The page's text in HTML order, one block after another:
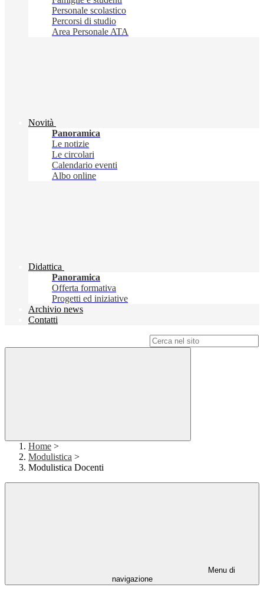
Personale scolastico
Percorsi di studio
Area Personale ATA
Novità
Panoramica
Le notizie
Le circolari
Calendario eventi
Albo online
Didattica
Panoramica
Offerta formativa
Progetti ed iniziative
Archivio news
Contatti
Home >
Modulistica >
Modulistica Docenti
Menu di
navigazione